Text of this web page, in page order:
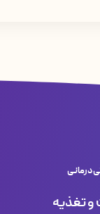
درمانی
و تغذیه